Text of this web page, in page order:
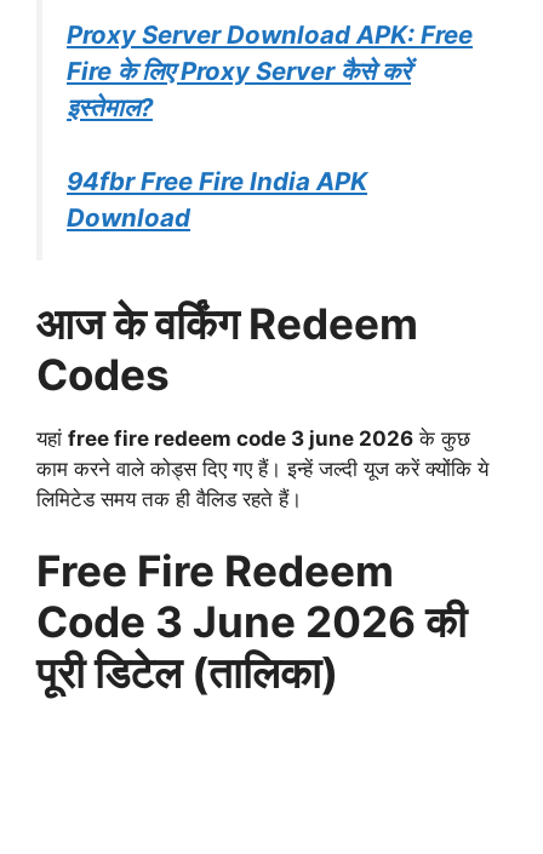
Proxy Server Download APK: Free
Fire के लिए Proxy Server कैसे करें
इस्तेमाल?
94fbr Free Fire India APK
Download
आज के वर्किंग Redeem
Codes
यहां free fire redeem code 3 june 2026 के कुछ
काम करने वाले कोड्स दिए गए हैं। इन्हें जल्दी यूज करें क्योंकि ये
लिमिटेड समय तक ही वैलिड रहते हैं।
Free Fire Redeem
Code 3 June 2026 की
पूरी डिटेल (तालिका)